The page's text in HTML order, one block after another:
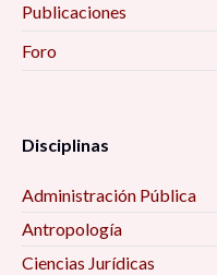
Publicaciones
Foro
Disciplinas
Administración Pública
Antropología
Ciencias Jurídicas